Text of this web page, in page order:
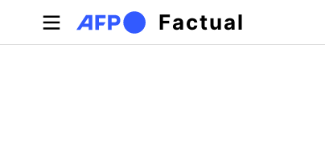
Pasar al contenido principal
Factual
Solapas principales